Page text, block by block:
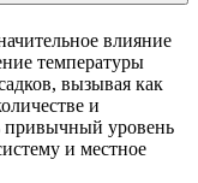
влияние
температуры
вызывая как
и
привычный уровень
и местное